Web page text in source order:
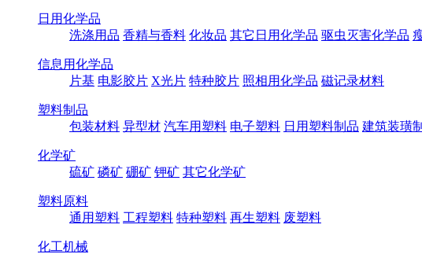
日用化学品
洗涤用品 香精与香料 化妆品 其它日用化学品 驱虫灭害化学品
信息用化学品
片基 电影胶片 X光片 特种胶片 照相用化学品 磁记录材料
塑料制品
包装材料 异型材 汽车用塑料 电子塑料 日用塑料制品 建筑装璜
化学矿
硫矿 磷矿 硼矿 钾矿 其它化学矿
塑料原料
通用塑料 工程塑料 特种塑料 再生塑料 废塑料
化工机械